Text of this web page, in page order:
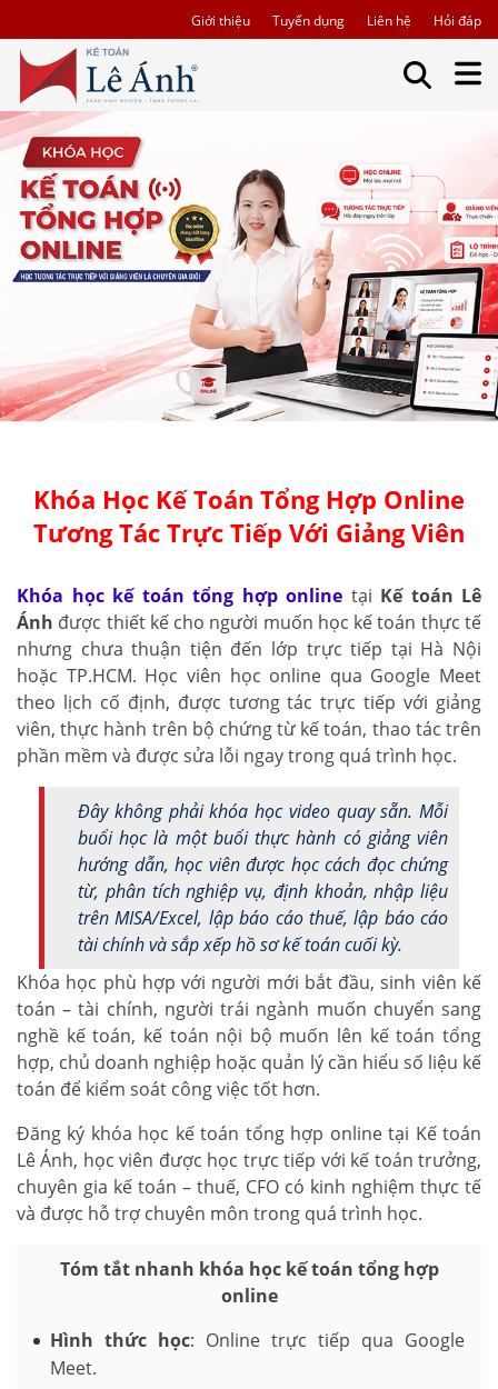
Giới thiệu Tuyển dụng Liên hệ Hỏi đáp
Khóa Học Kế Toán Tổng Hợp Online
Tương Tác Trực Tiếp Với Giảng Viên
Khóa học kế toán tổng hợp online tại Kế toán Lê
Ánh được thiết kế cho người muốn học kế toán thực tế
nhưng chưa thuận tiện đến lớp trực tiếp tại Hà Nội
hoặc TP.HCM. Học viên học online qua Google Meet
theo lịch cố định, được tương tác trực tiếp với giảng
viên, thực hành trên bộ chứng từ kế toán, thao tác trên
phần mềm và được sửa lỗi ngay trong quá trình học.
Đây không phải khóa học video quay sẵn. Mỗi
buổi học là một buổi thực hành có giảng viên
hướng dẫn, học viên được học cách đọc chứng
từ, phân tích nghiệp vụ, định khoản, nhập liệu
trên MISA/Excel, lập báo cáo thuế, lập báo cáo
tài chính và sắp xếp hồ sơ kế toán cuối kỳ.
Khóa học phù hợp với người mới bắt đầu, sinh viên kế
toán – tài chính, người trái ngành muốn chuyển sang
nghề kế toán, kế toán nội bộ muốn lên kế toán tổng
hợp, chủ doanh nghiệp hoặc quản lý cần hiểu số liệu kế
toán để kiểm soát công việc tốt hơn.
Đăng ký khóa học kế toán tổng hợp online tại Kế toán
Lê Ánh, học viên được học trực tiếp với kế toán trưởng,
chuyên gia kế toán – thuế, CFO có kinh nghiệm thực tế
và được hỗ trợ chuyên môn trong quá trình học.
Tóm tắt nhanh khóa học kế toán tổng hợp
online
Hình thức học: Online trực tiếp qua Google
Meet.